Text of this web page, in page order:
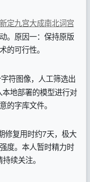
定九宫大成南北词宫
。原因一：保持原版
的可行性。
符图像，人工筛选出
地部署的模型进行对
的字库文件。
修复用时约7天，极大
度。本人暂时精力时
续关注。